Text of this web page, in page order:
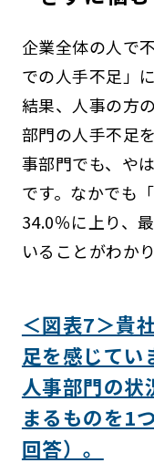
企業全体の人で
での人手不足」
結果、人事の方
部門の人手不足
事部門でも、や
です。なかでも
34.0％に上り、
いることがわかり
＜図表7＞貴
足を感じてい
人事部門の状
まるものを1
回答）。